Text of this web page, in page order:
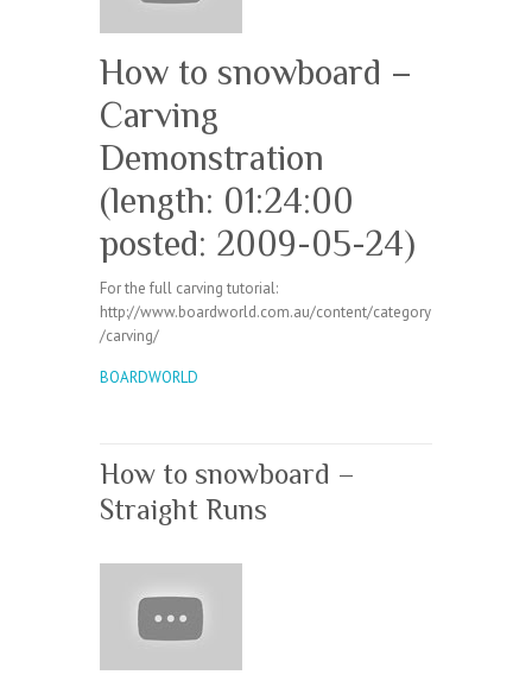
How to snowboard –
Carving
Demonstration
(length: 01:24:00
posted: 2009-05-24)
For the full carving tutorial:
http://www.boardworld.com.au/content/category
/carving/
BOARDWORLD
How to snowboard –
Straight Runs